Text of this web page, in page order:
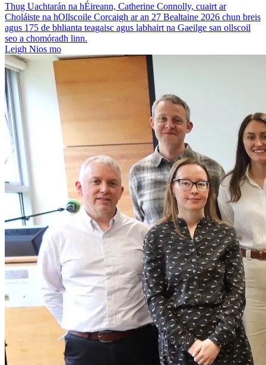
Thug Uachtarán na hÉireann, Catherine Connolly, cuairt ar
Choláiste na hOllscoile Corcaigh ar an 27 Bealtaine 2026 chun breis
agus 175 de bhlianta teagaisc agus labhairt na Gaeilge san ollscoil
seo a chomóradh linn.
Leigh Nios mo